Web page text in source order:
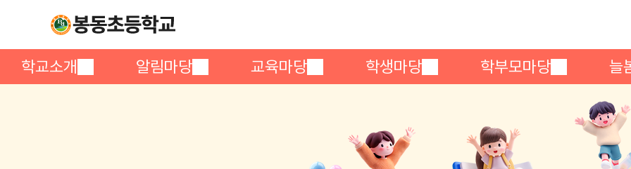
학교소개 알림마당 교육마당 학생마당 학부모마당 늘